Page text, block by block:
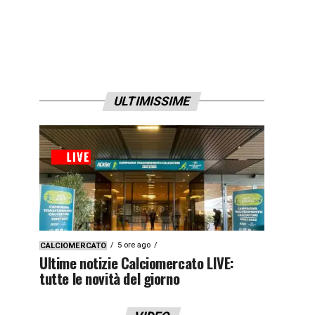
ULTIMISSIME
CALCIOMERCATO 5 ore ago
Ultime notizie Calciomercato LIVE:
tutte le novità del giorno